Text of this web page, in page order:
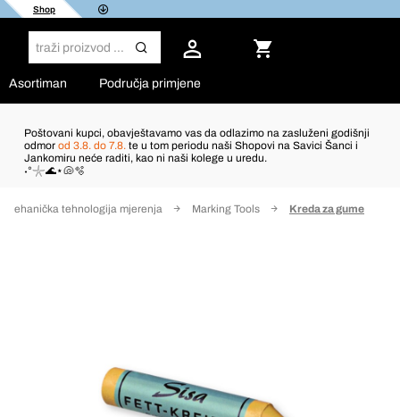
Shop
Asortiman Područja primjene
Poštovani kupci, obavještavamo vas da odlazimo na zasluženi godišnji
odmor od 3.8. do 7.8. te u tom periodu naši Shopovi na Savici Šanci i
Jankomiru neće raditi, kao ni naši kolege u uredu.
˖°𓇼🌊⋆🐚🫧
Mehanička tehnologija mjerenja Marking Tools Kreda za gume